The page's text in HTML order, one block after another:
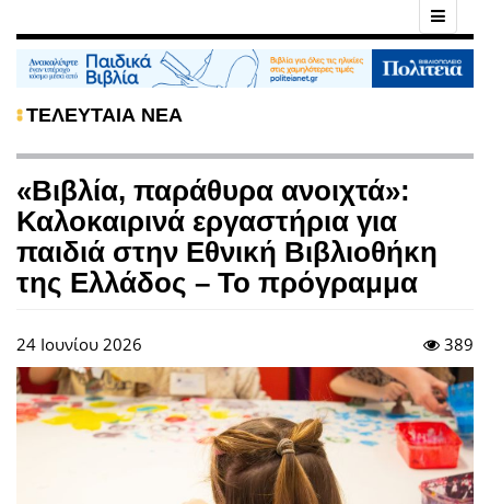
ΤΕΛΕΥΤΑΙΑ ΝΕΑ
«Βιβλία, παράθυρα ανοιχτά»:
Καλοκαιρινά εργαστήρια για
παιδιά στην Εθνική Βιβλιοθήκη
της Ελλάδος – Το πρόγραμμα
24 Ιουνίου 2026 389